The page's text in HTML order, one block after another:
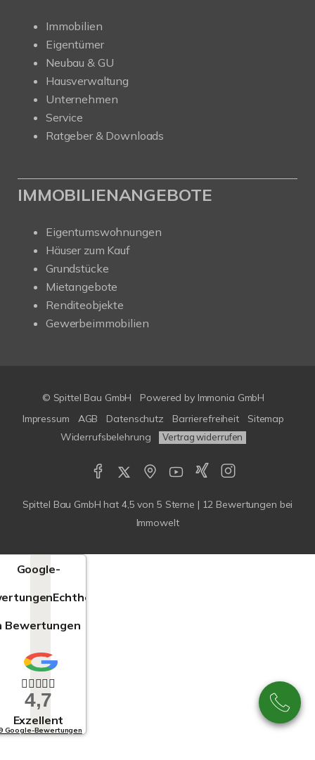
Immobilien
Eigentümer
Neubau & GU
Hausverwaltung
Unternehmen
Service
Ratgeber & Downloads
IMMOBILIENANGEBOTE
Eigentumswohnungen
Häuser zum Kauf
Grundstücke
Mietangebote
Renditeobjekte
Gewerbeimmobilien
© Spittel Bau GmbH Powered by Immonia GmbH
Impressum
AGB Datenschutz Barrierefreiheit
Sitemap
Widerrufsbelehrung
Vertrag widerrufen
Spittel Bau GmbH hat 4,5 von 5 Sterne | 12 Bewertungen bei
Immowelt
Google-
Echtheit
Bewertungen
4,7
Exzellent
Google-Bewertungen